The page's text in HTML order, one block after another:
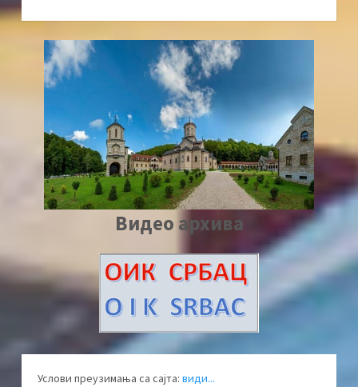
Видео архива
Услови преузимања са сајта: види...